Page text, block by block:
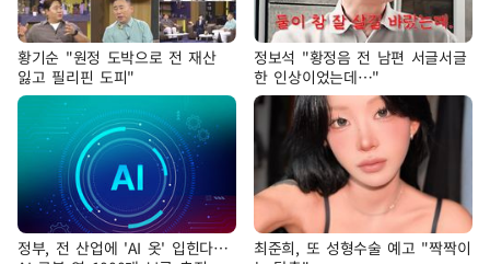
황기순 "원정 도박으로 전 재산
잃고 필리핀 도피"
정보석 "황정음 전 남편 서글서글
한 인상이었는데…"
정부, 전 산업에 'AI 옷' 입힌다…
최준희, 또 성형수술 예고 "짝짝이